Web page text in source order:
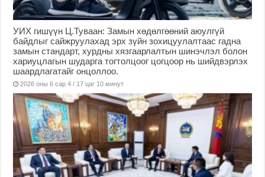
УИХ гишүүн Ц.Туваан: Замын хөдөлгөөний аюулгүй
байдлыг сайжруулахад эрх зүйн зохицуулалтаас гадна
замын стандарт, хурдны хязгаарлалтын шинэчлэл болон
хариуцлагын шударга тогтолцоог цогцоор нь шийдвэрлэх
шаардлагатайг онцоллоо.
2026 оны 6 сар 4 / 17 цаг 10 минут